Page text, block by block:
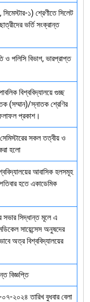
১) শ্রেণীতে সিলেট
ভর্তি সংক্রান্ত
ও পলিসি বিভাগ, ভারপ্রাপ্ত
বিশ্ববিদ্যালয়ে গুচ্ছ
(সম্মান)/স্নাতক শ্রেণির
প্রকাশ।
সকল তত্বীয় ও
হলো
আবাসিক হলসমূহ
হতে একাডেমিক
সভার সিদ্ধান্ত মূলে এ
সায়েন্সেস অনুষদের
অত্র বিশ্ববিদ্যালয়ের
বিজ্ঞপ্তি
০৭-২০২৪ তারিখ বুধবার বেলা